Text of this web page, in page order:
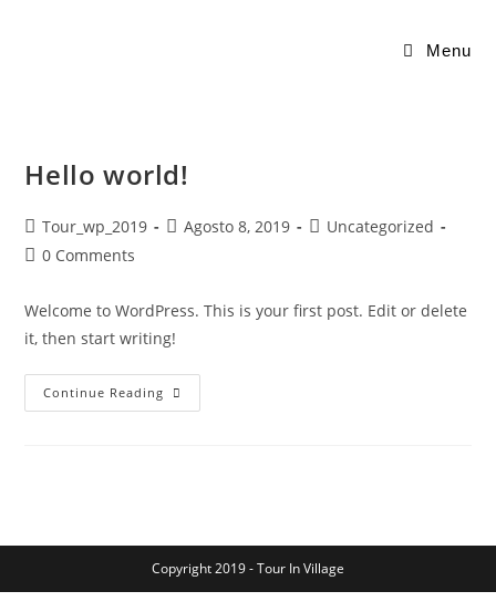
Menu
Hello world!
Post
author:
Tour_wp_2019
PostAgosto 8, 2019
PostUncategorized
Post0 Comments
Welcome to WordPress. This is your first post. Edit or delete
it, then start writing!
Continue Reading Hello
World!
Copyright 2019 - Tour In Village